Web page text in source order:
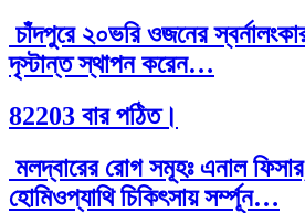
চাঁদপুরে ২০ভরি ওজনের
দৃস্টান্ত স্থাপন করেন…
82203 বার পঠিত।
মলদ্বারের রোগ সমূহঃ এনাল
হোমিওপ্যাথি চিকিৎসায় সর্ম্পূন…